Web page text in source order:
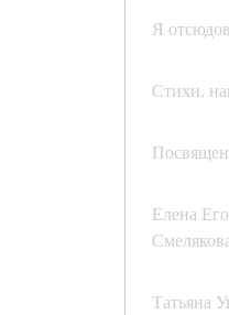
Я
Стихи,
Елена
Татьяна